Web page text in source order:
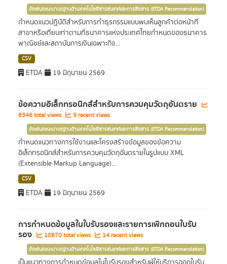
ข้อเสนอแนะมาตรฐานด้านเทคโนโลยีสารสนเทศและการสื่อสาร (ETDA Recommendation)
กำหนดแนวปฏิบัติสำหรับการทำธุรกรรมแบบพบเห็นลูกค้าต่อหน้าที่
สาขาหรือเทียบเท่าตามที่ธนาคารแห่งประเทศไทยกำหนดของธนาคาร
พาณิชย์และสถาบันการเงินเฉพาะกิจ...
CSV
ETDA 19 มิถุนายน 2569
ข้อความอิเล็กทรอนิกส์สำหรับการควบคุมวัตถุอันตราย
8346 total views 9 recent views
ข้อเสนอแนะมาตรฐานด้านเทคโนโลยีสารสนเทศและการสื่อสาร (ETDA Recommendation)
กำหนดแนวทางการใช้งานและโครงสร้างข้อมูลของข้อความ
อิเล็กทรอนิกส์สำหรับการควบคุมวัตถุอันตรายในรูปแบบ XML
(Extensible Markup Language)...
CSV
ETDA 19 มิถุนายน 2569
การกำหนดข้อมูลในใบรับรองและรายการเพิกถอนใบรับ
รอง 10870 total views 14 recent views
ข้อเสนอแนะมาตรฐานด้านเทคโนโลยีสารสนเทศและการสื่อสาร (ETDA Recommendation)